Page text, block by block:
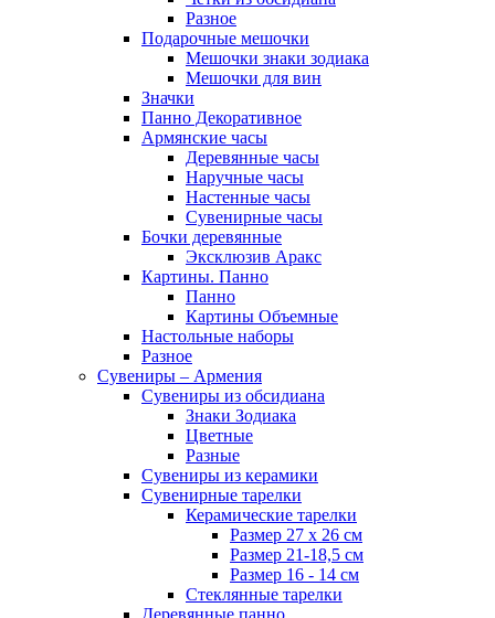
Разное
Подарочные мешочки
Мешочки знаки зодиака
Мешочки для вин
Значки
Панно Декоративное
Армянские часы
Деревянные часы
Наручные часы
Настенные часы
Сувенирные часы
Бочки деревянные
Эксклюзив Аракс
Картины. Панно
Панно
Картины Объемные
Настольные наборы
Разное
Сувениры – Армения
Сувениры из обсидиана
Знаки Зодиака
Цветные
Разные
Сувениры из керамики
Сувенирные тарелки
Керамические тарелки
Размер 27 х 26 см
Размер 21-18,5 см
Размер 16 - 14 см
Стеклянные тарелки
Деревянные панно